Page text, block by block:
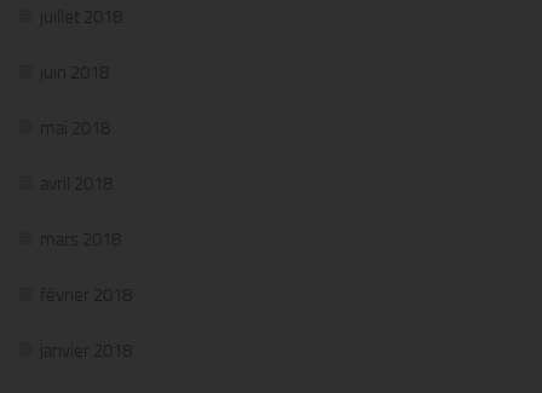
juillet 2018
juin 2018
mai 2018
avril 2018
mars 2018
février 2018
janvier 2018